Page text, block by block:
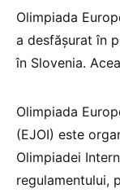
Olimpiada
a desfășurat în
în Slovenia.
Olimpiada
(EJOI) este
Olimpiadei
regulamentului,